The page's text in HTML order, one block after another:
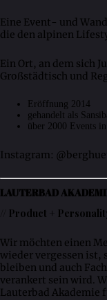
Eine Event- und
die den alpinen
Ein Ort, an dem sich
Großstädtisch und
Eröffnung 2014
gehandelt als
über 2000 Events
Instagram:
LAUTERBAD
// Product +
Wir möchten einen
wieder vergessen ist,
bleiben und auch
verankert sein wird.
Lauterbad Akademie